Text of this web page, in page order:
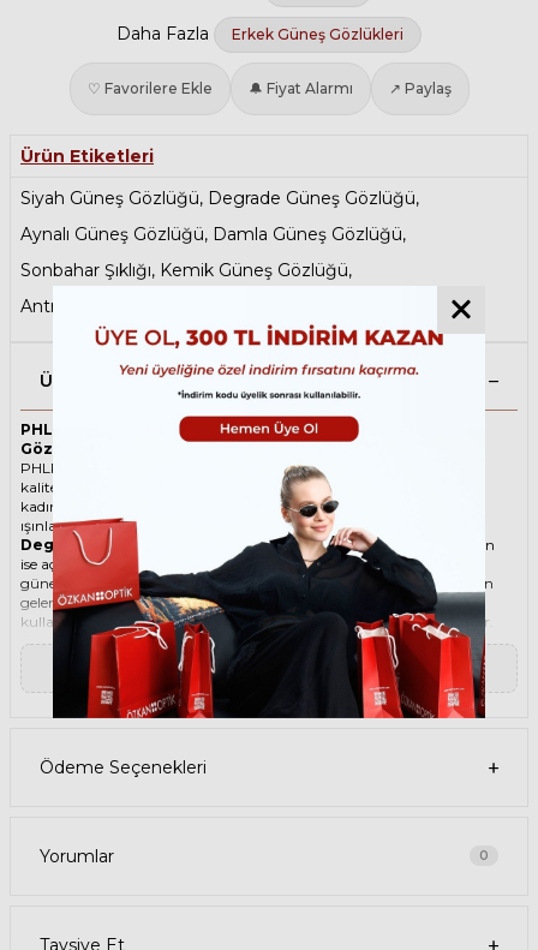
Daha Fazla Erkek Güneş Gözlükleri
♡ Favorilere Ekle 🔔 Fiyat Alarmı ↗ Paylaş
Ürün Etiketleri
Siyah Güneş Gözlüğü, Degrade Güneş Gözlüğü,
Aynalı Güneş Gözlüğü, Damla Güneş Gözlüğü,
Sonbahar Şıklığı, Kemik Güneş Gözlüğü,
Antrefleli Güneş Gözlüğü
Ürün Açıklaması
PHLPPEV N23 BLACK MATT CAT2 Siyah Unisex Güneş
Gözlüğü
PHLPPEV ikonik Damla Asetat-Titanyum güneş gözlüğü, tarzı ve
kaliteli malzemesi ile göz alıcı bir aksesuar. Hem erkekler hem de
kadınlar için uygun olan bu güneş gözlüğü, güneşin zararlı
ışınlarından korunmanızı sağlarken, stilinizi de yansıtır.
Degradeli güneş gözlüğü
, camın üst kısmının koyu, alt kısmının
ise açık renkli olduğu bir güneş gözlüğü türüdür. Bu sayede, hem
güneş ışınlarının yüzünüze çarpmasını engeller hem de alt kısımdan
gelen ışığı daha net görmenizi sağlar. Degradeli güneş gözlüğü
kullanmak, hem görüş kalitenizi artırır hem de göz sağlığınızı korur.
Aynalı güneş gözlüğü, lenslerin dış kısmında yansıtıcı bir kaplama
bulunan güneş gözlüğüdür. Bu kaplama, güneş ışınlarının bir
kısmını geri yansıtarak gözleri korur ve parlama etkisini azaltır.
Aynalı güneş gözlükleri, hem erkekler hem de kadınlar için farklı
renk, şekil ve tasarımlarda üretilir. Aynalı güneş gözlükleri, spor,
gözlükleri, aynı zamanda şık ve ilgi çekici bir aksesuar olarak da
kullanılabilir.
sahiptir. Bu malzemeler, güneş gözlüğünüzün uzun ömürlü,
▼ Devamını Oku
Ödeme Seçenekleri
Yorumlar 0
Tavsiye Et